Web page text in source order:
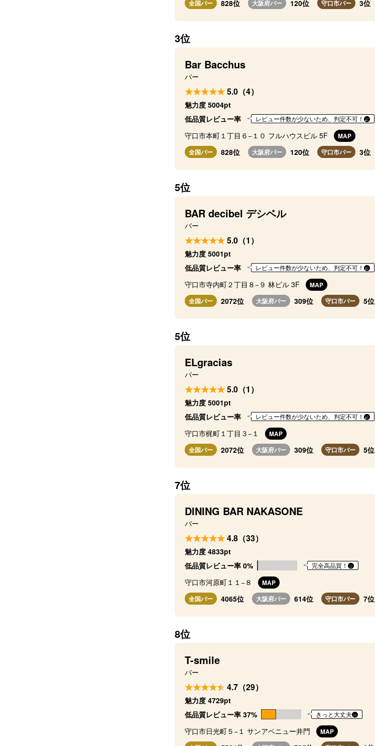
全国バー
828位 大阪府バー 120位 守口市バー 3位
3位
Bar Bacchus
バー
5.0（4）
魅力度 5004pt
低品質レビュー率
レビュー件数が少ないため、判定不可！
守口市本町１丁目６−１０ フルハウスビル 5F
MAP
全国バー
828位 大阪府バー 120位 守口市バー 3位
5位
BAR decibel デシベル
バー
5.0（1）
魅力度 5001pt
低品質レビュー率
レビュー件数が少ないため、判定不可！
守口市寺内町２丁目８−９ 林ビル 3F
MAP
全国バー
2072位 大阪府バー 309位 守口市バー 5位
5位
ELgracias
バー
5.0（1）
魅力度 5001pt
低品質レビュー率
レビュー件数が少ないため、判定不可！
守口市梶町１丁目３−１
MAP
全国バー
2072位 大阪府バー 309位 守口市バー 5位
7位
DINING BAR NAKASONE
バー
4.8（33）
魅力度 4833pt
低品質レビュー率 0%
完全高品質！
守口市河原町１１−８
MAP
全国バー
4065位 大阪府バー 614位 守口市バー 7位
8位
T-smile
バー
4.7（29）
魅力度 4729pt
低品質レビュー率 37%
きっと大丈夫
守口市日光町５−１ サンアベニュー井門
MAP